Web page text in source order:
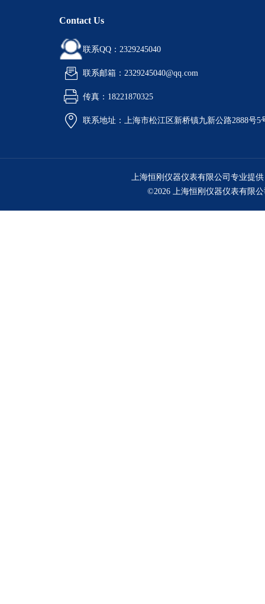
Contact Us
联系QQ：2329245040
联系邮箱：2329245040@qq.com
传真：18221870325
联系地址：上海市松江区新桥镇九新公路2888号5
上海恒刚仪器仪表有限公司专业提
©2026 上海恒刚仪器仪表有限